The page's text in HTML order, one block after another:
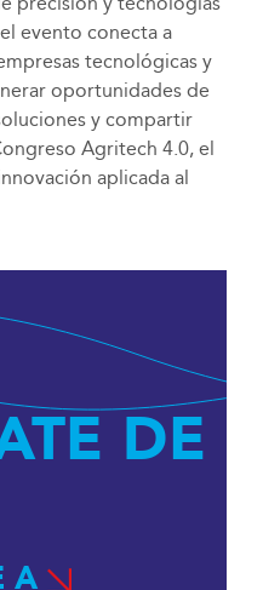
evento conecta a
tecnológicas y
oportunidades de
y compartir
Agritech 4.0, el
aplicada al
DE
A